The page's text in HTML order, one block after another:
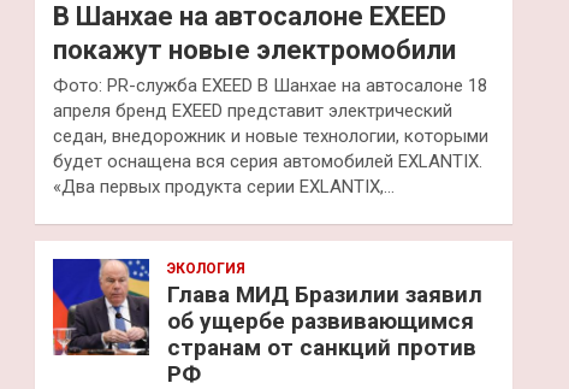
В Шанхае на автосалоне EXEED
покажут новые электромобили
Фото: PR-служба EXEED В Шанхае на автосалоне 18
апреля бренд EXEED представит электрический
седан, внедорожник и новые технологии, которыми
будет оснащена вся серия автомобилей EXLANTIX.
«Два первых продукта серии EXLANTIX,…
ЭКОЛОГИЯ
Глава МИД Бразилии заявил
об ущербе развивающимся
странам от санкций против
РФ